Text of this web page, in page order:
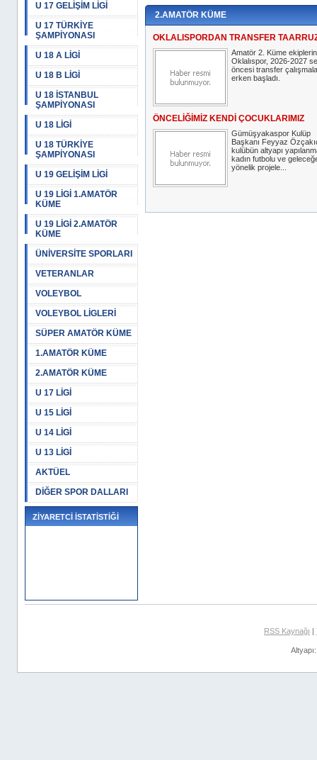
U 17 GELİŞİM LİGİ
U 17 TÜRKİYE
ŞAMPİYONASI
U 18 A LİGİ
U 18 B LİGİ
U 18 İSTANBUL
ŞAMPİYONASI
U 18 LİGİ
U 18 TÜRKİYE
ŞAMPİYONASI
U 19 GELİŞİM LİGİ
U 19 LİGİ 1.AMATÖR
KÜME
U 19 LİGİ 2.AMATÖR
KÜME
ÜNİVERSİTE SPORLARI
VETERANLAR
VOLEYBOL
VOLEYBOL LİGLERİ
SÜPER AMATÖR KÜME
1.AMATÖR KÜME
2.AMATÖR KÜME
U 17 LİGİ
U 15 LİGİ
U 14 LİGİ
U 13 LİGİ
AKTÜEL
DİĞER SPOR DALLARI
ZİYARETCİ İSTATİSTİĞİ
2.AMATÖR KÜME
OKLALISPORDAN TRANSFER
Amatör 2. Küme
Oklalıspor, 2026-2027
öncesi transfer
erken başladı.
ÖNCELİĞİMİZ KENDİ ÇOCUKLARIMIZ
Gümüşyakaspor Kulüp
Başkanı Feyyaz
kulübün altyapı
kadın futbolu ve
yönelik projele...
RSS Kaynağı |